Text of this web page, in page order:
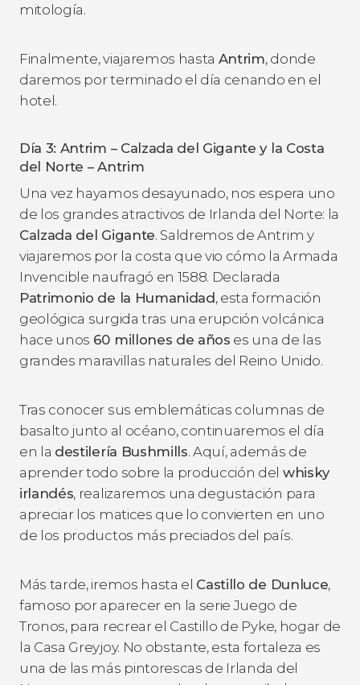
mitología.
Finalmente, viajaremos hasta Antrim, donde
daremos por terminado el día cenando en el
hotel.
Día 3: Antrim – Calzada del Gigante y la Costa
del Norte – Antrim
Una vez hayamos desayunado, nos espera uno
de los grandes atractivos de Irlanda del Norte: la
Calzada del Gigante. Saldremos de Antrim y
viajaremos por la costa que vio cómo la Armada
Invencible naufragó en 1588. Declarada
Patrimonio de la Humanidad , esta formación
geológica surgida tras una erupción volcánica
hace unos 60 millones de años es una de las
grandes maravillas naturales del Reino Unido.
Tras conocer sus emblemáticas columnas de
basalto junto al océano, continuaremos el día
en la destilería Bushmills. Aquí, además de
aprender todo sobre la producción del whisky
irlandés, realizaremos una degustación para
apreciar los matices que lo convierten en uno
de los productos más preciados del país.
Más tarde, iremos hasta el Castillo de Dunluce,
famoso por aparecer en la serieJuego de
Tronos,para recrear el Castillo de Pyke, hogar de
la Casa Greyjoy. No obstante, esta fortaleza es
una de las más pintorescas de Irlanda del